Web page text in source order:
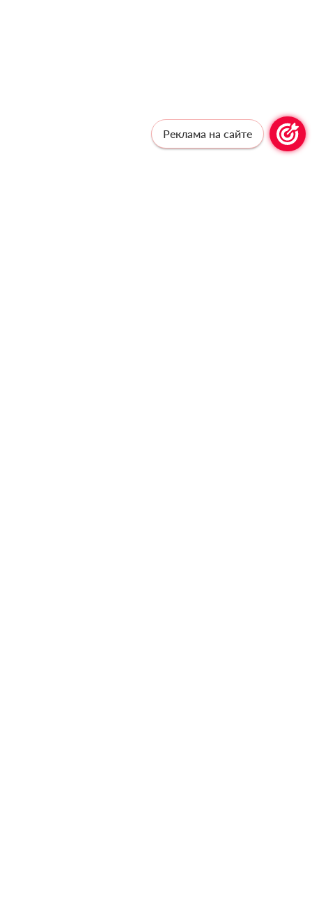
Реклама на сайте